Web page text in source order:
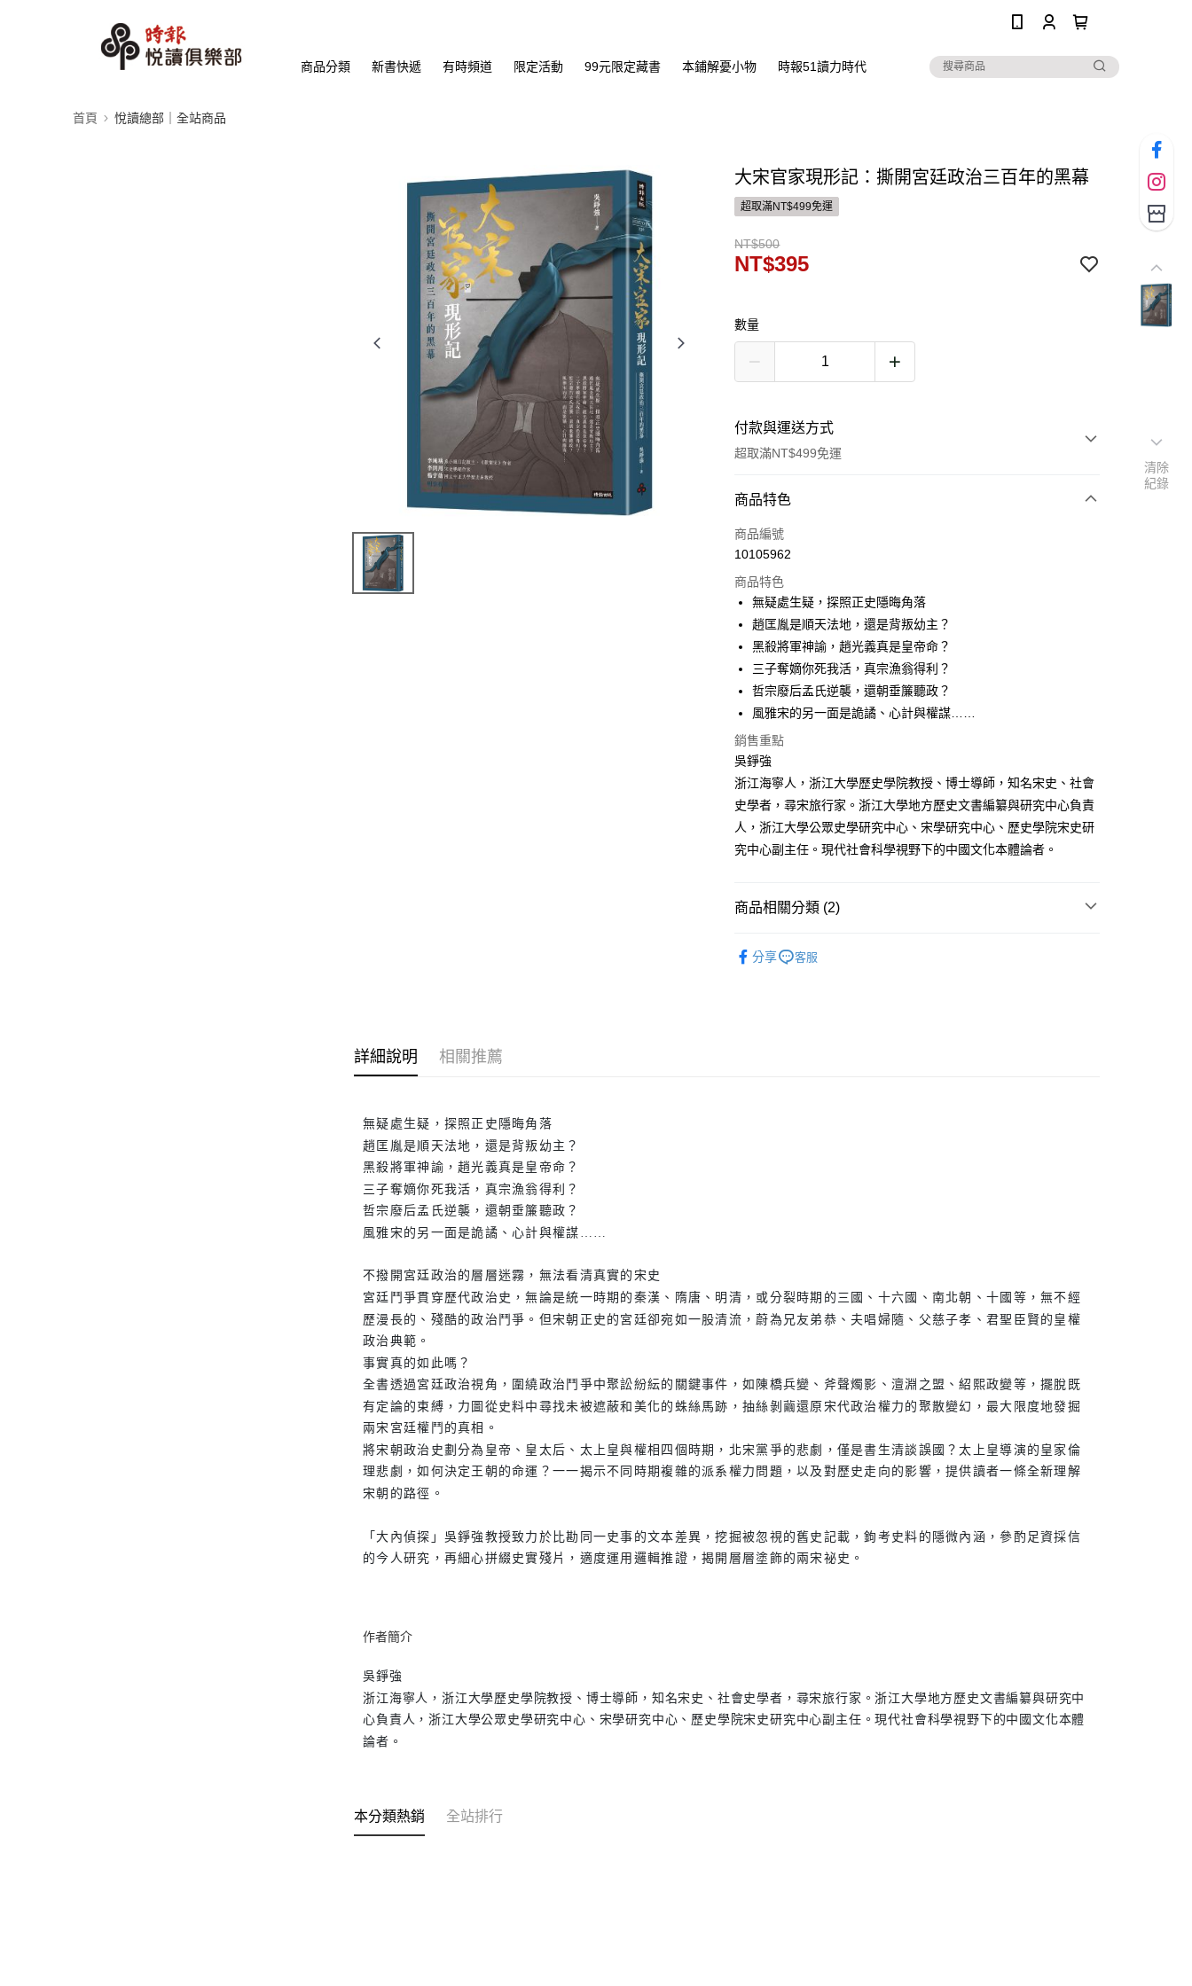
商品分類 新書快遞 有時頻道 限定活動 99元限定藏書 本鋪解憂小物 時報51讀力時代
首頁 悅讀總部｜全站商品
大宋官家現形記：撕開宮廷政治三百年的黑幕
超取滿NT$499免運
NT$500
NT$395
數量
付款與運送方式
超取滿NT$499免運
付款方式
信用卡一次付款
運送方式
付款後全家取貨
每筆NT$60，滿NT$499(含以上)免運費
付款後7-11取貨
宅配
每筆NT$100，滿NT$499(含以上)免運費
商品特色
商品編號
10105962
商品特色
無疑處生疑，探照正史隱晦角落
趙匡胤是順天法地，還是背叛幼主？
黑殺將軍神諭，趙光義真是皇帝命？
三子奪嫡你死我活，真宗漁翁得利？
哲宗廢后孟氏逆襲，還朝垂簾聽政？
風雅宋的另一面是詭譎、心計與權謀……
銷售重點
吳錚強
浙江海寧人，浙江大學歷史學院教授、博士導師，知名宋史、社會
史學者，尋宋旅行家。浙江大學地方歷史文書編纂與研究中心負責
人，浙江大學公眾史學研究中心、宋學研究中心、歷史學院宋史研
究中心副主任。現代社會科學視野下的中國文化本體論者。
商品相關分類 (2)
分享 客服
詳細說明 相關推薦
無疑處生疑，探照正史隱晦角落
趙匡胤是順天法地，還是背叛幼主？
黑殺將軍神諭，趙光義真是皇帝命？
三子奪嫡你死我活，真宗漁翁得利？
哲宗廢后孟氏逆襲，還朝垂簾聽政？
風雅宋的另一面是詭譎、心計與權謀……
不撥開宮廷政治的層層迷霧，無法看清真實的宋史
宮廷鬥爭貫穿歷代政治史，無論是統一時期的秦漢、隋唐、明清，或分裂時期的三國、十六國、南北朝、十國等，無不經
歷漫長的、殘酷的政治鬥爭。但宋朝正史的宮廷卻宛如一股清流，蔚為兄友弟恭、夫唱婦隨、父慈子孝、君聖臣賢的皇權
政治典範。
事實真的如此嗎？
全書透過宮廷政治視角，圍繞政治鬥爭中聚訟紛紜的關鍵事件，如陳橋兵變、斧聲燭影、澶淵之盟、紹熙政變等，擺脫既
有定論的束縛，力圖從史料中尋找未被遮蔽和美化的蛛絲馬跡，抽絲剝繭還原宋代政治權力的聚散變幻，最大限度地發掘
兩宋宮廷權鬥的真相。
將宋朝政治史劃分為皇帝、皇太后、太上皇與權相四個時期，北宋黨爭的悲劇，僅是書生清談誤國？太上皇導演的皇家倫
理悲劇，如何決定王朝的命運？一一揭示不同時期複雜的派系權力問題，以及對歷史走向的影響，提供讀者一條全新理解
宋朝的路徑。
「大內偵探」吳錚強教授致力於比勘同一史事的文本差異，挖掘被忽視的舊史記載，鉤考史料的隱微內涵，參酌足資採信
的今人研究，再細心拼綴史實殘片，適度運用邏輯推證，揭開層層塗飾的兩宋祕史。
作者簡介
吳錚強
浙江海寧人，浙江大學歷史學院教授、博士導師，知名宋史、社會史學者，尋宋旅行家。浙江大學地方歷史文書編纂與研究中
心負責人，浙江大學公眾史學研究中心、宋學研究中心、歷史學院宋史研究中心副主任。現代社會科學視野下的中國文化本體
論者。
本分類熱銷 全站排行
清除
紀錄